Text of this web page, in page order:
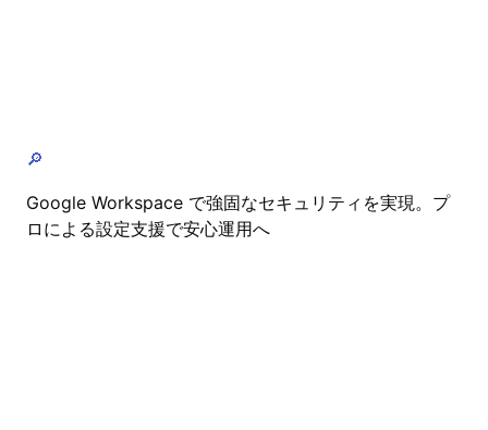
🔎
Google Workspace で強固なセキュリティを実現。プ
ロによる設定支援で安心運用へ